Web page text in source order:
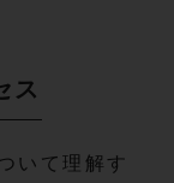
ス
いて理解す